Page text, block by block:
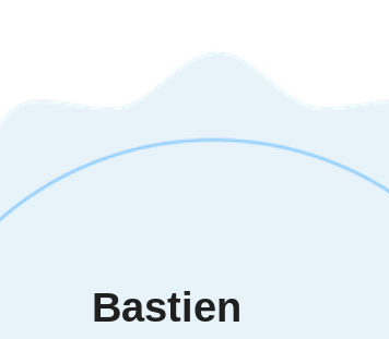
Your